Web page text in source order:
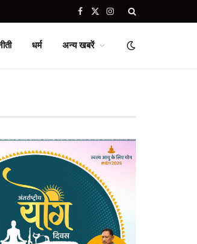
Facebook
X
Instagram
धर्म अन्य खबरें